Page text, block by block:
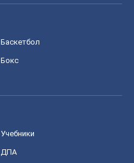
Баскетбол
Бокс
Учебники
ДПА